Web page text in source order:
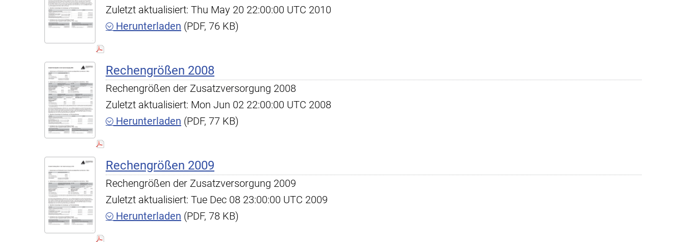
Zuletzt aktualisiert: Thu May 20 22:00:00 UTC 2010
Herunterladen (PDF, 76 KB)
Rechengrößen 2008
Rechengrößen der Zusatzversorgung 2008
Zuletzt aktualisiert: Mon Jun 02 22:00:00 UTC 2008
Herunterladen (PDF, 77 KB)
Rechengrößen 2009
Rechengrößen der Zusatzversorgung 2009
Zuletzt aktualisiert: Tue Dec 08 23:00:00 UTC 2009
Herunterladen (PDF, 78 KB)